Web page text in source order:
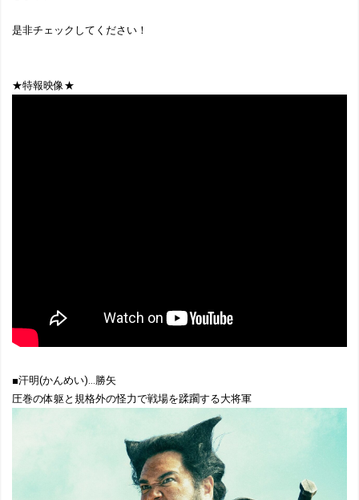
是非チェックしてください！
★特報映像★
■汗明(かんめい)…勝矢
圧巻の体躯と規格外の怪力で戦場を蹂躙する大将軍